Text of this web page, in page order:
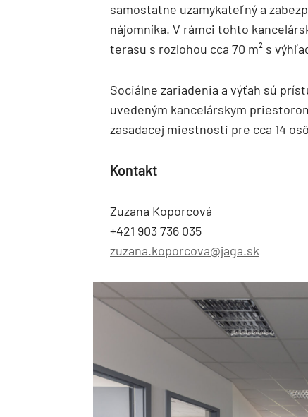
samostatne uzamykateľný a
nájomníka. V rámci tohto
terasu s rozlohou cca 70 m² s
Sociálne zariadenia a výťah sú
uvedeným kancelárskym
zasadacej miestnosti pre cca 14
Kontakt
Zuzana Koporcová
+421 903 736 035
zuzana.koporcova@jaga.sk